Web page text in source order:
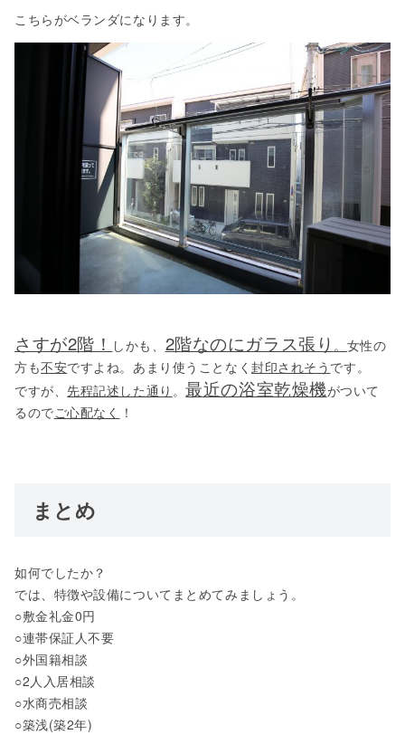
こちらがベランダになります。
さすが2階！ しかも、 2階なのにガラス張り 。 女性の
方も不安ですよね。あまり使うことなく封印されそう です。
ですが、 先程記述した通り 。最近の浴室乾燥機がついて
るのでご心配なく ！
まとめ
如何でしたか？
では、特徴や設備についてまとめてみましょう。
○敷金礼金0円
○連帯保証人不要
○外国籍相談
○2人入居相談
○水商売相談
○築浅(築2年)